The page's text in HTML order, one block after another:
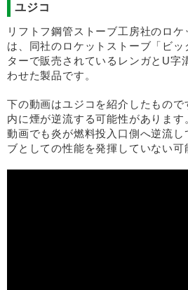
ユジコ
リフトフ鋼管ストーブ工房社のロケ
は、同社のロケットストーブ「ビ
ターで販売されているレンガとU字
わせた製品です。
下の動画はユジコを紹介したもの
内に煙が逆流する可能性がありま
動画でも炎が燃料投入口側へ逆流
ブとしての性能を発揮していない可